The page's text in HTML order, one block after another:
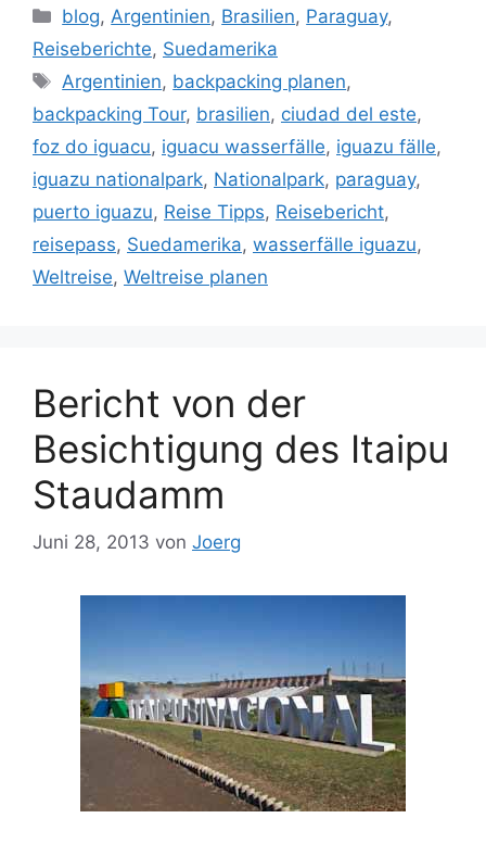
Kategorien
blog, Argentinien, Brasilien, Paraguay,
Reiseberichte, Suedamerika
Schlagwörter
Argentinien, backpacking planen,
backpacking Tour, brasilien, ciudad del este,
foz do iguacu, iguacu wasserfälle, iguazu fälle,
iguazu nationalpark, Nationalpark, paraguay,
puerto iguazu, Reise Tipps, Reisebericht,
reisepass, Suedamerika, wasserfälle iguazu,
Weltreise, Weltreise planen
Bericht von der
Besichtigung des Itaipu
Staudamm
Juni 28, 2013 von Joerg